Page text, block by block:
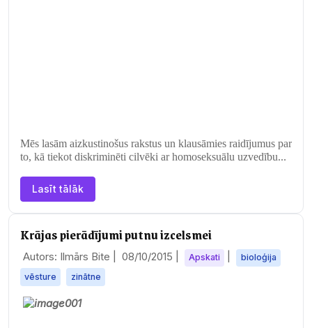
Mēs lasām aizkustinošus rakstus un klausāmies raidījumus par
to, kā tiekot diskriminēti cilvēki ar homoseksuālu uzvedību
Lasīt tālāk
Krājas pierādījumi putnu izcelsmei
Autors: Ilmārs Bite | 08/10/2015 Apskati
bioloģija
vēsture
zinātne